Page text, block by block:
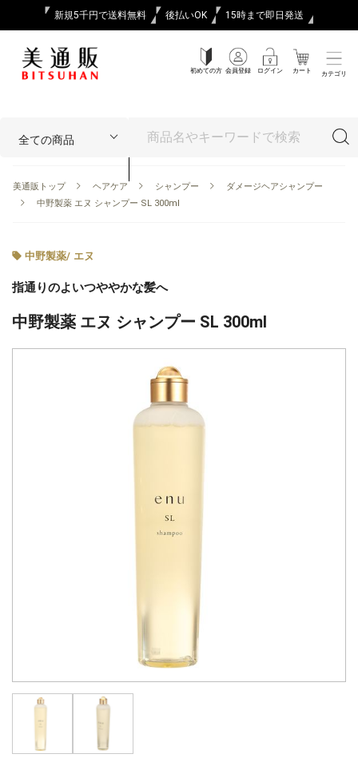
新規5千円で送料無料 後払いOK 15時まで即日発送
初めての方 会員登録 ログイン カート カテゴリ
美通販トップ ヘアケア シャンプー
ダメージヘアシャンプー
中野製薬 エヌ シャンプー SL 300ml
中野製薬/ エヌ
指通りのよいつややかな髪へ
中野製薬 エヌ シャンプー SL 300ml